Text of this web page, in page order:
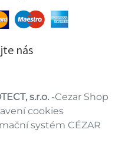
nás
s.r.o.-Cezar Shop
cookies
systém CÉZAR